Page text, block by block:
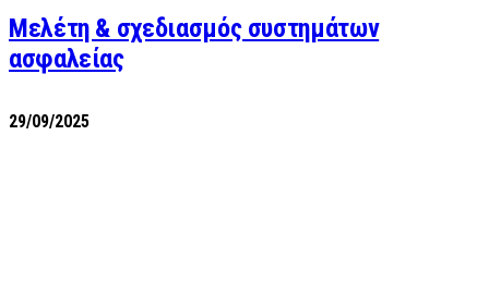
Μελέτη & σχεδιασμός συστημάτων
ασφαλείας
29/09/2025